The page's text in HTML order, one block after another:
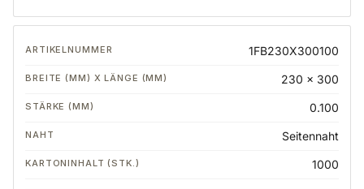
1FB230X300100
230 x 300
0.100
Seitennaht
1000